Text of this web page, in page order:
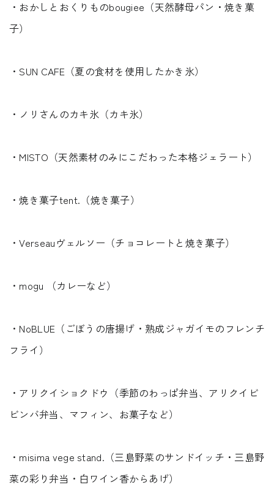
・おかしとおくりものbougiee（天然酵母パン・焼き菓
子）
・SUN CAFE（夏の食材を使用したかき氷）
・ノリさんのカキ氷（カキ氷）
・MISTO（天然素材のみにこだわった本格ジェラート）
・焼き菓子tent.（焼き菓子）
・Verseauヴェルソー（チョコレートと焼き菓子）
・mogu （カレーなど）
・NoBLUE（ごぼうの唐揚げ・熟成ジャガイモのフレンチ
フライ）
・アリクイショクドウ（季節のわっぱ弁当、アリクイビ
ビンバ弁当、マフィン、お菓子など）
・misima vege stand.（三島野菜のサンドイッチ・三島野
菜の彩り弁当・白ワイン香からあげ）